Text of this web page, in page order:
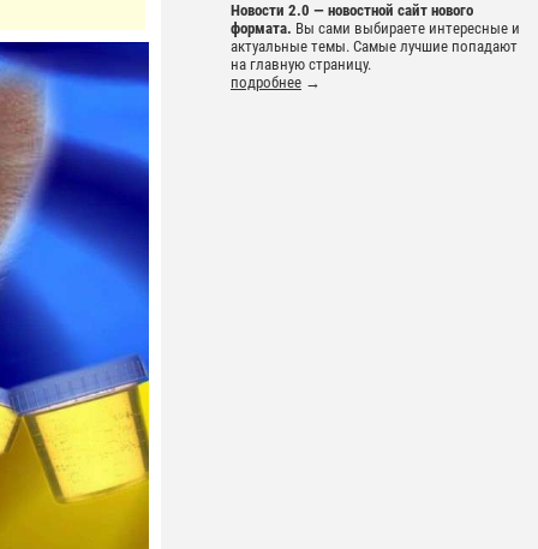
Новости 2.0 — новостной сайт нового
формата. Вы сами выбираете интересные и
актуальные темы. Самые лучшие попадают
на главную страницу.
подробнее →